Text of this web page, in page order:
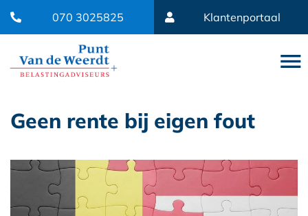
070 3025825 Klantenportaal
Geen rente bij eigen fout